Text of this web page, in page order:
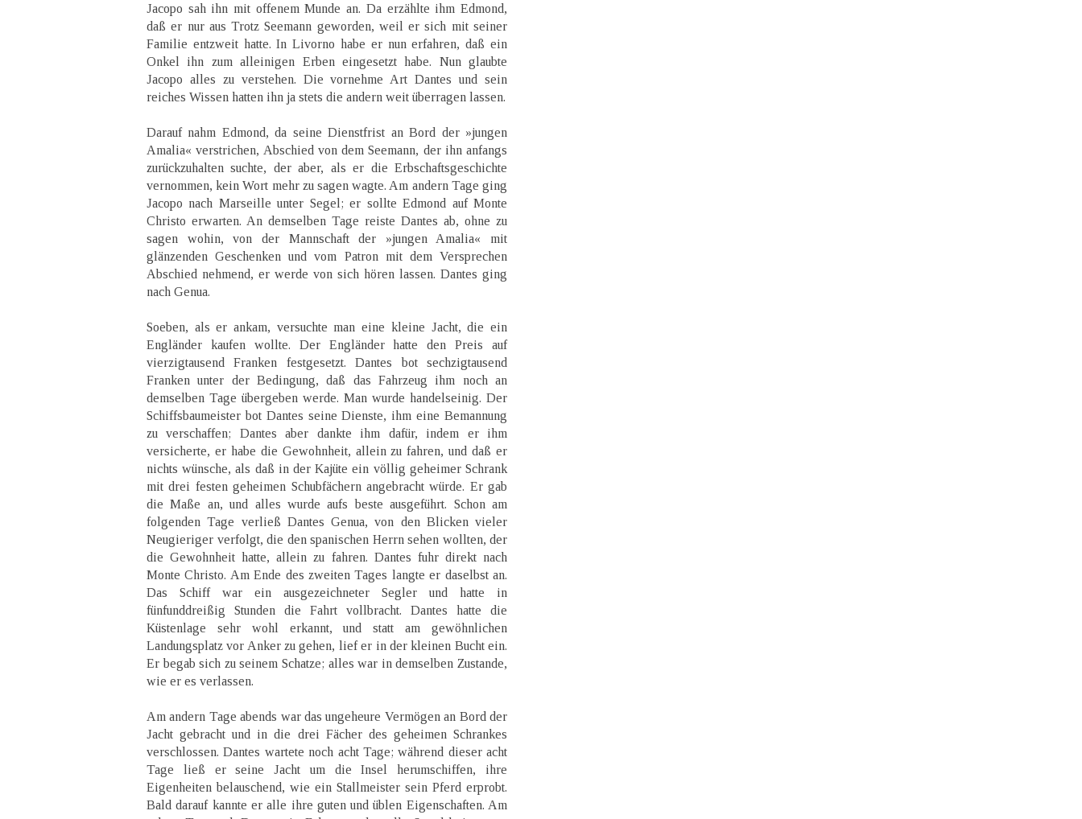
Jacopo sah ihn mit offenem Munde an. Da erzählte ihm Edmond,
daß er nur aus Trotz Seemann geworden, weil er sich mit seiner
Familie entzweit hatte. In Livorno habe er nun erfahren, daß ein
Onkel ihn zum alleinigen Erben eingesetzt habe. Nun glaubte
Jacopo alles zu verstehen. Die vornehme Art Dantes und sein
reiches Wissen hatten ihn ja stets die andern weit überragen lassen.
Darauf nahm Edmond, da seine Dienstfrist an Bord der »jungen
Amalia« verstrichen, Abschied von dem Seemann, der ihn anfangs
zurückzuhalten suchte, der aber, als er die Erbschaftsgeschichte
vernommen, kein Wort mehr zu sagen wagte. Am andern Tage ging
Jacopo nach Marseille unter Segel; er sollte Edmond auf Monte
Christo erwarten. An demselben Tage reiste Dantes ab, ohne zu
sagen wohin, von der Mannschaft der »jungen Amalia« mit
glänzenden Geschenken und vom Patron mit dem Versprechen
Abschied nehmend, er werde von sich hören lassen. Dantes ging
nach Genua.
Soeben, als er ankam, versuchte man eine kleine Jacht, die ein
Engländer kaufen wollte. Der Engländer hatte den Preis auf
vierzigtausend Franken festgesetzt. Dantes bot sechzigtausend
Franken unter der Bedingung, daß das Fahrzeug ihm noch an
demselben Tage übergeben werde. Man wurde handelseinig. Der
Schiffsbaumeister bot Dantes seine Dienste, ihm eine Bemannung
zu verschaffen; Dantes aber dankte ihm dafür, indem er ihm
versicherte, er habe die Gewohnheit, allein zu fahren, und daß er
nichts wünsche, als daß in der Kajüte ein völlig geheimer Schrank
mit drei festen geheimen Schubfächern angebracht würde. Er gab
die Maße an, und alles wurde aufs beste ausgeführt. Schon am
folgenden Tage verließ Dantes Genua, von den Blicken vieler
Neugieriger verfolgt, die den spanischen Herrn sehen wollten, der
die Gewohnheit hatte, allein zu fahren. Dantes fuhr direkt nach
Monte Christo. Am Ende des zweiten Tages langte er daselbst an.
Das Schiff war ein ausgezeichneter Segler und hatte in
fünfunddreißig Stunden die Fahrt vollbracht. Dantes hatte die
Küstenlage sehr wohl erkannt, und statt am gewöhnlichen
Landungsplatz vor Anker zu gehen, lief er in der kleinen Bucht ein.
Er begab sich zu seinem Schatze; alles war in demselben Zustande,
wie er es verlassen.
Am andern Tage abends war das ungeheure Vermögen an Bord der
Jacht gebracht und in die drei Fächer des geheimen Schrankes
verschlossen. Dantes wartete noch acht Tage; während dieser acht
Tage ließ er seine Jacht um die Insel herumschiffen, ihre
Eigenheiten belauschend, wie ein Stallmeister sein Pferd erprobt.
Bald darauf kannte er alle ihre guten und üblen Eigenschaften. Am